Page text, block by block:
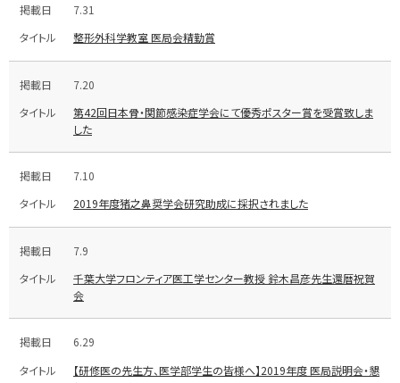
7.31
整形外科学教室 医局会精勤賞
7.20
第42回日本骨・関節感染症学会にて優秀ポスター賞を受賞致しま
した
7.10
2019年度猪之鼻奨学会研究助成に採択されました
7.9
千葉大学フロンティア医工学センター教授 鈴木昌彦先生還暦祝賀
会
6.29
【研修医の先生方、医学部学生の皆様へ】2019年度 医局説明会・懇